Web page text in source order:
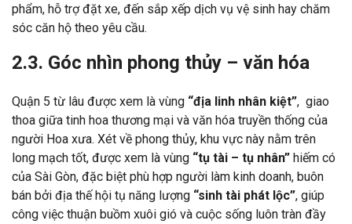
phẩm, hỗ trợ đặt xe, đến sắp xếp dịch vụ vệ sinh hay chăm
sóc căn hộ theo yêu cầu.
2.3. Góc nhìn phong thủy – văn hóa
Quận 5 từ lâu được xem là vùng “địa linh nhân kiệt”, giao
thoa giữa tinh hoa thương mại và văn hóa truyền thống của
người Hoa xưa. Xét về phong thủy, khu vực này nằm trên
long mạch tốt, được xem là vùng “tụ tài – tụ nhân” hiếm có
của Sài Gòn, đặc biệt phù hợp người làm kinh doanh, buôn
bán bởi địa thế hội tụ năng lượng “sinh tài phát lộc”, giúp
công việc thuận buồm xuôi gió và cuộc sống luôn tràn đầy